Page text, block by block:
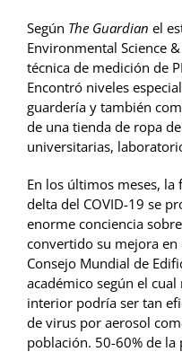
Según The Guardian el
Environmental Science
técnica de medición de
Encontró niveles
guardería y también
de una tienda de ropa
universitarias,
En los últimos meses,
delta del COVID-19 se
enorme conciencia
convertido su mejora
Consejo Mundial de
académico según el
interior podría ser tan
de virus por aerosol
población. 50-60% de la